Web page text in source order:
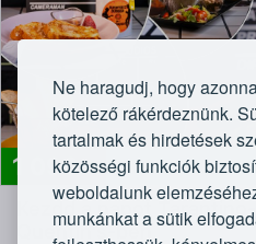
Ne haragudj, hogy
kötelező rákérdeznünk.
tartalmak és hirdetések
közösségi funkciók
weboldalunk
munkánkat a sütik
1 090Ft Quentin
Kezdd a napot
Quentin's-ben